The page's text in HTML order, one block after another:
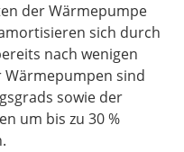
der Wärmepumpe
sich durch
nach wenigen
Wärmepumpen sind
sowie der
um bis zu 30 %